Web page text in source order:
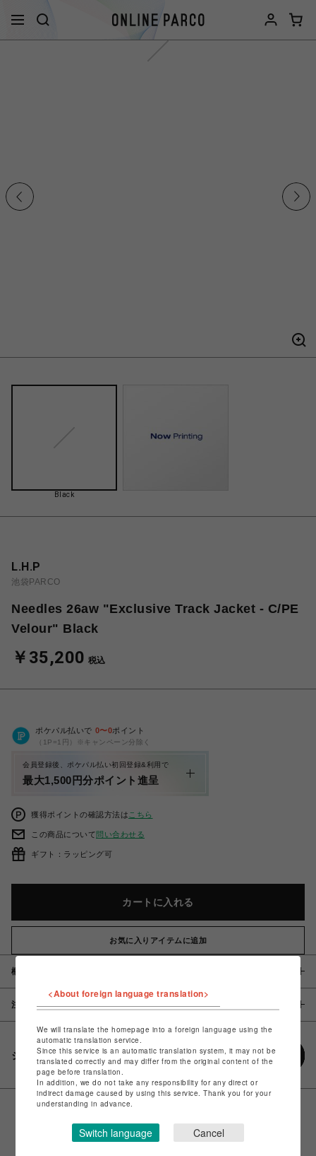
Black
L.H.P
池袋PARCO
Needles 26aw "Exclusive Track Jacket - C/PE
Velour" Black
￥35,200 税込
ポケパル払いで 0〜0ポイント
（1P=1円）※キャンペーン分除く
会員登録後、ポケパル払い初回登録&利用で
最大1,500円分ポイント進呈
獲得ポイントの確認方法は こちら
この商品について問い合わせる
ギフト：ラッピング可
カートに入れる
お気に入りアイテムに追加
概要
注意事項
シェアする
<About foreign language translation>
We will translate the homepage into a foreign language using the
automatic translation service.
Since this service is an automatic translation system, it may not be
translated correctly and may differ from the original content of the
page before translation.
In addition, we do not take any responsibility for any direct or
indirect damage caused by using this service. Thank you for your
understanding in advance.
Switch language Cancel